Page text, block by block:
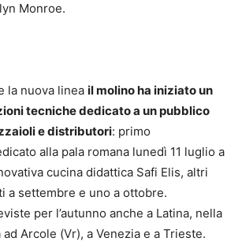
Monroe.
la nuova linea il molino ha iniziato un
tecniche dedicato a un pubblico
e distributori: primo
alla pala romana lunedì 11 luglio a
cucina didattica Safi Elis, altri
a settembre e uno a ottobre.
per l’autunno anche a Latina, nella
ad Arcole (Vr), a Venezia e a Trieste.